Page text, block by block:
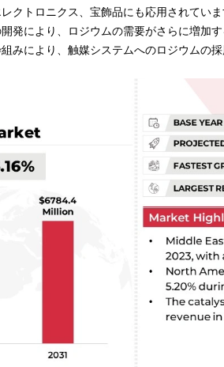
クトロニクス、宝飾品にも応用されてい
発により、ロジウムの需要がさらに増加す
みにより、触媒システムへのロジウムの